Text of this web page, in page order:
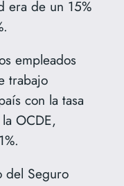
era de un 15%
empleados
trabajo
con la tasa
OCDE,
del Seguro